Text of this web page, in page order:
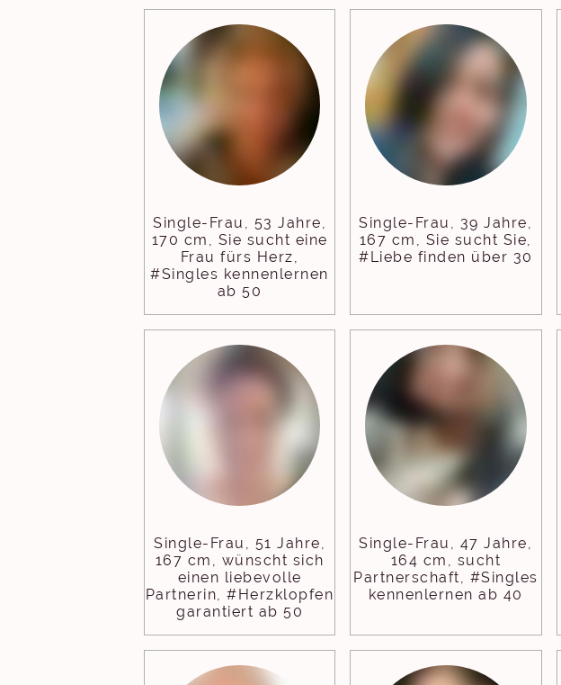
Single-Frau, 53 Jahre,
170 cm, Sie sucht eine
Frau fürs Herz,
#Singles kennenlernen
ab 50
Single-Frau, 39 Jahre,
167 cm, Sie sucht Sie,
#Liebe finden über 30
Single-Frau, 51 Jahre,
167 cm, wünscht sich
einen liebevolle
Partnerin, #Herzklopfen
garantiert ab 50
Single-Frau, 47 Jahre,
164 cm, sucht
Partnerschaft, #Singles
kennenlernen ab 40